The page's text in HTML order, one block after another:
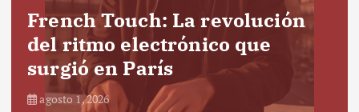
French Touch: La revolución
del ritmo electrónico que
surgió en París
agosto 1, 2026